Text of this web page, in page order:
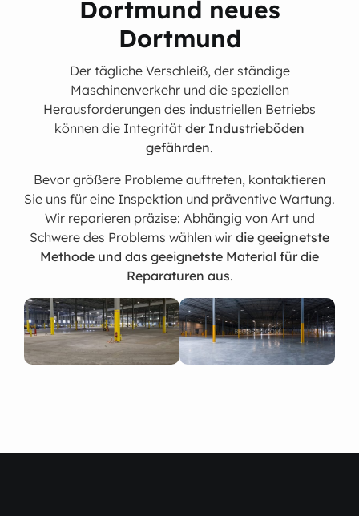
Dortmund neues
Dortmund
Der tägliche Verschleiß, der ständige
Maschinenverkehr und die speziellen
Herausforderungen des industriellen Betriebs
können die Integrität der Industrieböden
gefährden.
Bevor größere Probleme auftreten, kontaktieren
Sie uns für eine Inspektion und präventive Wartung.
Wir reparieren präzise: Abhängig von Art und
Schwere des Problems wählen wir die geeignetste
Methode und das geeignetste Material für die
Reparaturen aus.